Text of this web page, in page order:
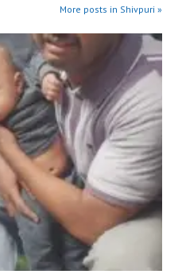
More posts in Shivpuri »